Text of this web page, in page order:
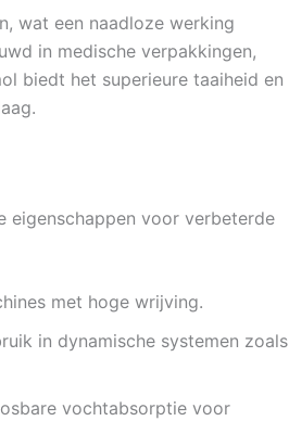
wat een naadloze werking
in medische verpakkingen,
biedt het superieure taaiheid en
eigenschappen voor verbeterde
met hoge wrijving.
in dynamische systemen zoals
vochtabsorptie voor